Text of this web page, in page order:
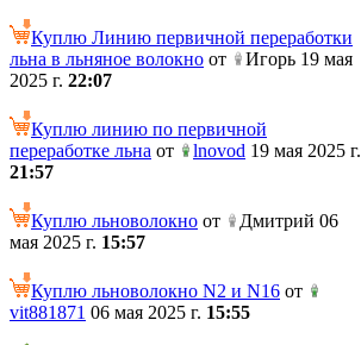
Куплю Линию первичной переработки
льна в льняное волокно от
Игорь 19 мая
2025 г. 22:07
Куплю линию по первичной
переработке льна от lnovod 19 мая 2025 г.
21:57
Куплю льноволокно от
Дмитрий 06
мая 2025 г. 15:57
Куплю льноволокно N2 и N16 от
vit881871 06 мая 2025 г. 15:55